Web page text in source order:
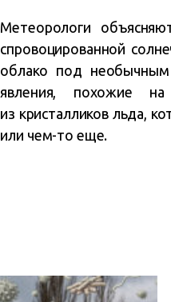
Метеорологи
спровоцированной
облако под
явления, похожие
из кристалликов льда,
или чем-то еще.